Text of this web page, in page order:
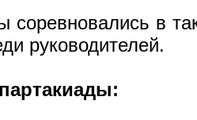
соревновались в
руководителей.